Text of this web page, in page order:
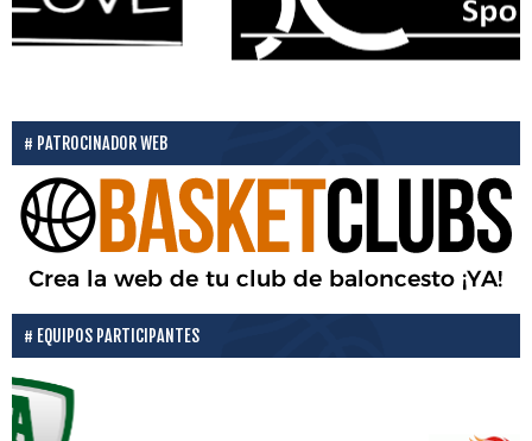
PATROCINADOR WEB
EQUIPOS PARTICIPANTES